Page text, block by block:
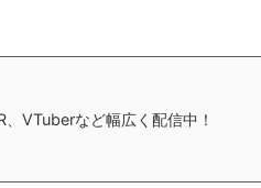
VTuberなど幅広く配信中！